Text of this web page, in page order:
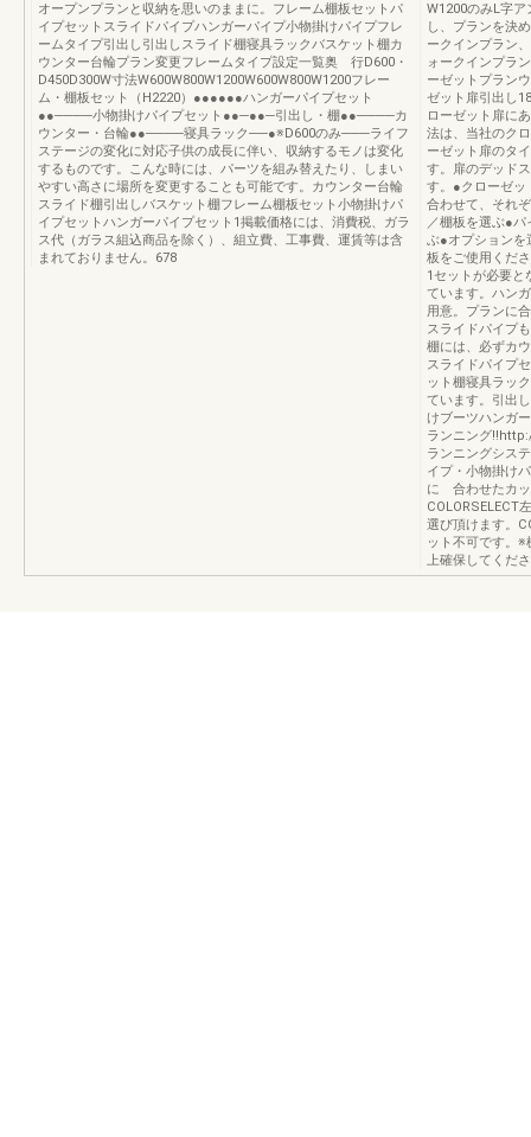
オープンプランと収納を思いのままに。フレーム棚板セットパ
イプセットスライドパイプハンガーパイプ小物掛けパイプフレ
ームタイプ引出し引出しスライド棚寝具ラックバスケット棚カ
ウンター台輪プラン変更フレームタイプ設定一覧奥 行D600・
D450D300W寸法W600W800W1200W600W800W1200フレー
ム・棚板セット（H2220）●●●●●●ハンガーパイプセット
●●────小物掛けパイプセット●●─●●─引出し・棚●●────カ
ウンター・台輪●●────寝具ラック──●※D600のみ───ライフ
ステージの変化に対応子供の成長に伴い、収納するモノは変化
するものです。こんな時には、パーツを組み替えたり、しまい
やすい高さに場所を変更することも可能です。カウンター台輪
スライド棚引出しバスケット棚フレーム棚板セット小物掛けパ
イプセットハンガーパイプセット1掲載価格には、消費税、ガラ
ス代（ガラス組込商品を除く）、組立費、工事費、運賃等は含
まれておりません。678
W1200のみL字
し、プランを決
ークインプラン
ォークインプラ
ーゼットプラン
ゼット扉引出し
ローゼット扉に
法は、当社のク
ーゼット扉のタ
す。扉のデッド
す。●クローゼッ
合わせて、それ
／棚板を選ぶ●
ぶ●オプションを
板をご使用くだ
1セットが必要と
ています。ハン
用意。プランに
スライドパイプ
棚には、必ずカ
スライドパイプ
ット棚寝具ラッ
ています。引出
けブーツハンガ
ランニング
ランニングシス
イプ・小物掛け
に 合わせたカッ
COLORSELECT
選び頂けます。
ット不可です。
上確保してくだ